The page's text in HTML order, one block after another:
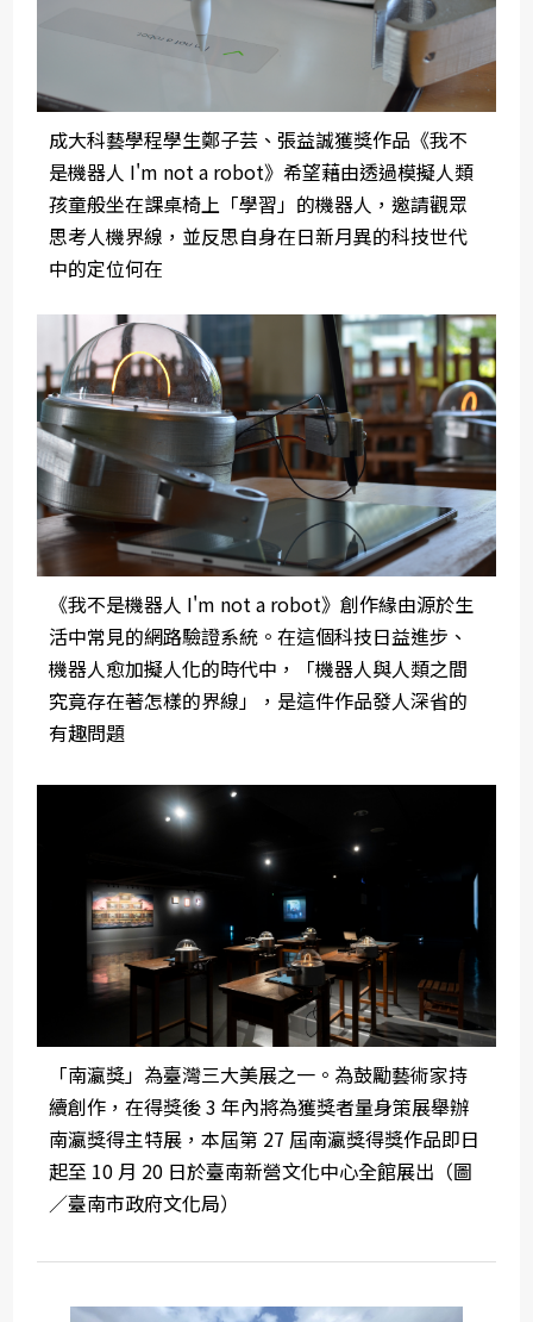
成大科藝學程學生鄭子芸、張益誠獲獎作品《我不
是機器人 I'm not a robot》希望藉由透過模擬人類
孩童般坐在課桌椅上「學習」的機器人，邀請觀眾
思考人機界線，並反思自身在日新月異的科技世代
中的定位何在
《我不是機器人 I'm not a robot》創作緣由源於生
活中常見的網路驗證系統。在這個科技日益進步、
機器人愈加擬人化的時代中，「機器人與人類之間
究竟存在著怎樣的界線」，是這件作品發人深省的
有趣問題
「南瀛獎」為臺灣三大美展之一。為鼓勵藝術家持
續創作，在得獎後 3 年內將為獲獎者量身策展舉辦
南瀛獎得主特展，本屆第 27 屆南瀛獎得獎作品即日
起至 10 月 20 日於臺南新營文化中心全館展出（圖
／臺南市政府文化局）